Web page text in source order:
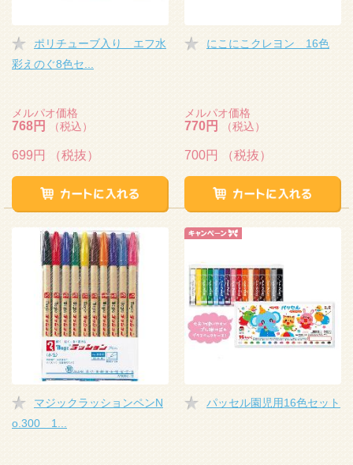
ポリチューブ入り エフ水
彩えのぐ8色セ...
メルパオ価格
768円 （税込）
699円 （税抜）
にこにこクレヨン 16色
メルパオ価格
770円 （税込）
700円 （税抜）
マジックラッションペンN
o.300 1...
パッセル園児用16色セット